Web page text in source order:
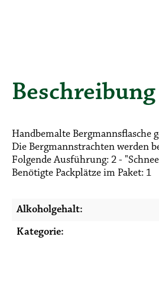
Beschreibung
Handbemalte
Die Bergmannstrachten werden
Folgende Ausführung: 2 -
Benötigte Packplätze im Paket: 1
Alkoholgehalt:
Kategorie: